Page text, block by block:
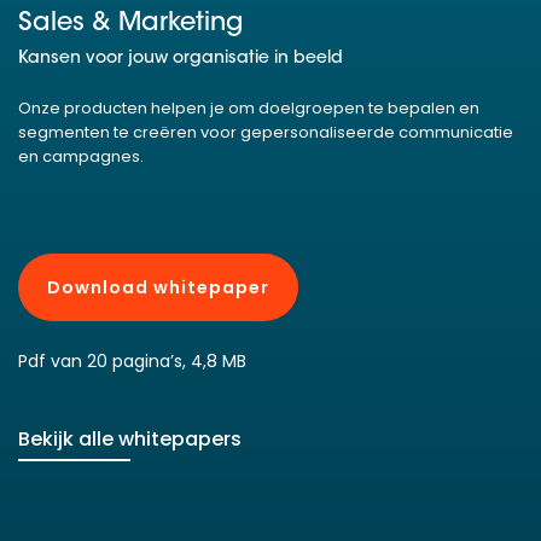
Sales & Marketing
Kansen voor jouw organisatie in beeld
Onze producten helpen je om doelgroepen te bepalen en
segmenten te creëren voor gepersonaliseerde communicatie
en campagnes.
Download whitepaper
Pdf van 20 pagina’s, 4,8 MB
Bekijk alle whitepapers